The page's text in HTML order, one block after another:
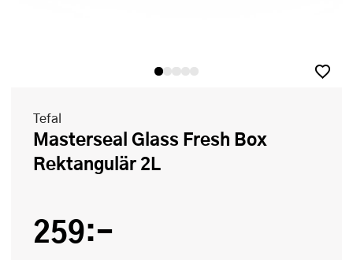
Tefal
Masterseal Glass Fresh Box
Rektangulär 2L
259:-